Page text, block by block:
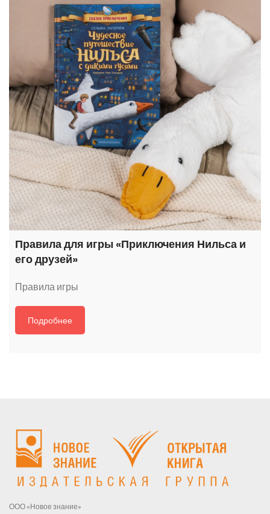
Правила для игры «Приключения Нильса и
его друзей»
Правила игры
Подробнее
ООО «Новое знание»